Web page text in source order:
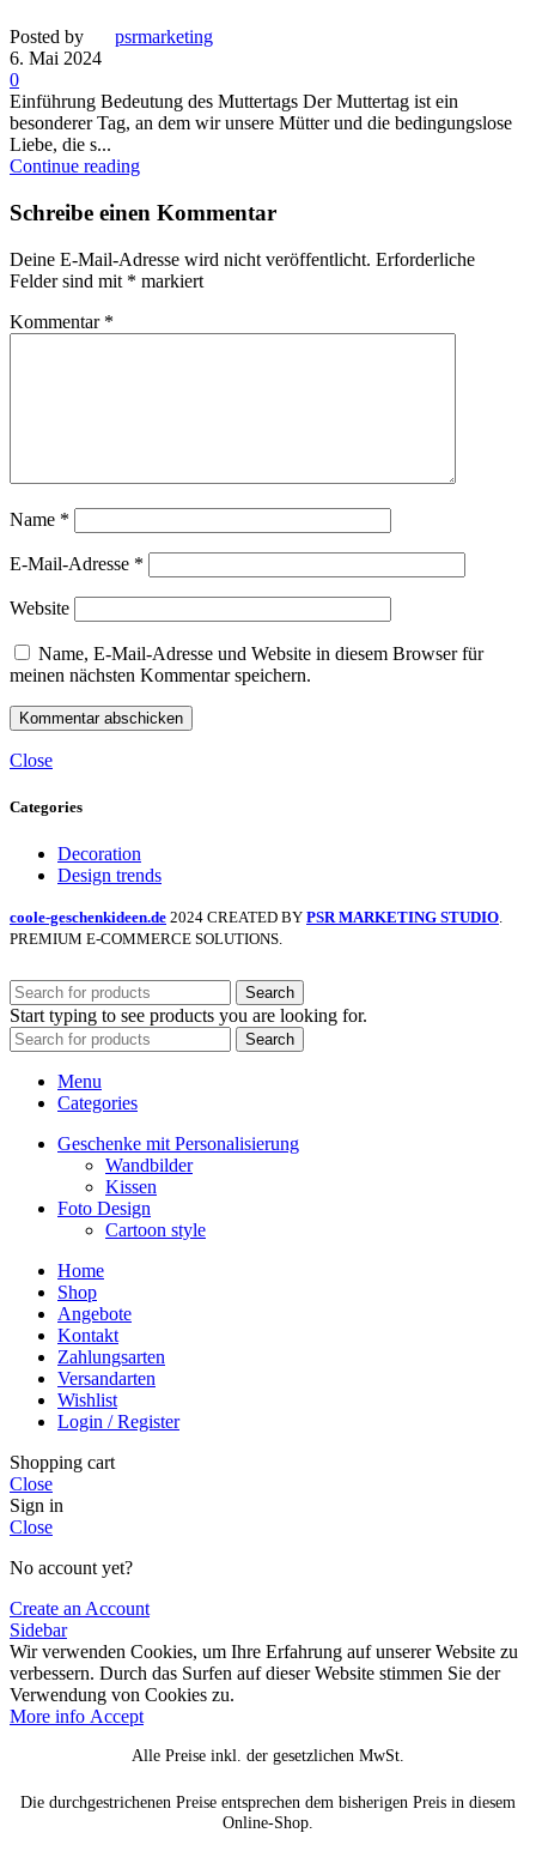
Posted by
psrmarketing
6. Mai 2024
0
Einführung Bedeutung des Muttertags Der Muttertag ist ein
besonderer Tag, an dem wir unsere Mütter und die bedingungslose
Liebe, die s...
Continue reading
Schreibe einen Kommentar
Deine E-Mail-Adresse wird nicht veröffentlicht. Erforderliche
Felder sind mit * markiert
Kommentar *
Name *
E-Mail-Adresse *
Website
Name, E-Mail-Adresse und Website in diesem Browser für
meinen nächsten Kommentar speichern.
Close
Categories
Decoration
Design trends
coole-geschenkideen.de 2024 CREATED BY PSR MARKETING STUDIO.
PREMIUM E-COMMERCE SOLUTIONS.
Search
Start typing to see products you are looking for.
Search
Menu
Categories
Geschenke mit Personalisierung
Wandbilder
Kissen
Foto Design
Cartoon style
Home
Shop
Angebote
Kontakt
Zahlungsarten
Versandarten
Wishlist
Login / Register
Shopping cart
Close
Sign in
Close
No account yet?
Create an Account
Sidebar
Wir verwenden Cookies, um Ihre Erfahrung auf unserer Website zu
verbessern. Durch das Surfen auf dieser Website stimmen Sie der
Verwendung von Cookies zu.
More info More
Accept
Alle Preise inkl. der gesetzlichen MwSt.
Die durchgestrichenen Preise entsprechen dem bisherigen Preis in diesem
Online-Shop.